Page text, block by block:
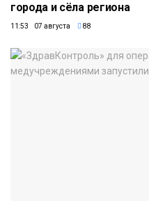
города и сёла региона
11:53 07 августа 88